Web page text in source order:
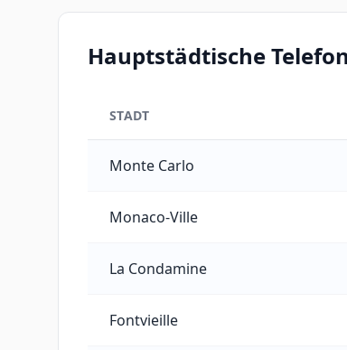
Hauptstädtische
STADT
Monte Carlo
Monaco-Ville
La Condamine
Fontvieille